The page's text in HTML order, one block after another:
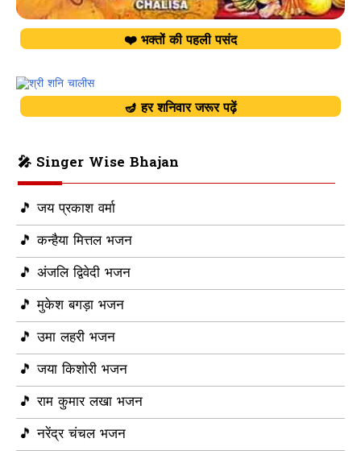
❤️ भक्तों की पहली पसंद
🪔 हर शनिवार जरूर पढ़ें
🎤 Singer Wise Bhajan
🎵 जय प्रकाश वर्मा
🎵 कन्हैया मित्तल भजन
🎵 अंजलि द्विवेदी भजन
🎵 मुकेश बगड़ा भजन
🎵 उमा लहरी भजन
🎵 जया किशोरी भजन
🎵 राम कुमार लखा भजन
🎵 नरेंद्र चंचल भजन